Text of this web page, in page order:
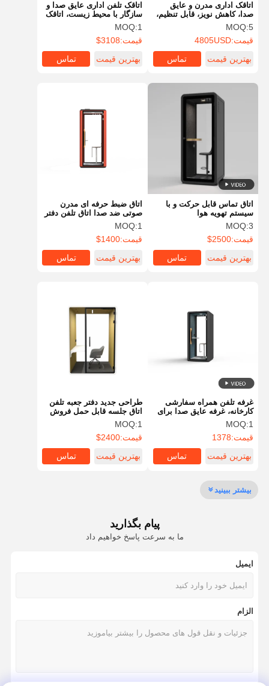
خانه
کنترل کیفیت تماس با ما اخبار حالا حرف بزن
اتاق‌های سونا بخار
اتاقک اداری خانگی
وان حمام یخ
لوازم جانبی ماشین حمام یخ
اتاقک اداری مدرن و عایق
صدا، کاهش نویز، قابل تنظیم،
جلسه، کار، تک غرفه
MOQ:5
قیمت:4805USD
بهترین قیمت
تماس
اتاقک تلفن اداری عایق صدا و
سازگار با محیط زیست، اتاقک
بی صدا برای دفتر، برای
مطالعه کودکان
MOQ:1
قیمت:3108$
بهترین قیمت
تماس
اتاق تماس قابل حرکت و با
سیستم تهویه هوا
MOQ:3
قیمت:2500$
بهترین قیمت
تماس
اتاق ضبط حرفه ای مدرن
صوتی ضد صدا اتاق تلفن دفتر
برای جلسات اتاق های انبار
مخزن
MOQ:1
قیمت:1400$
بهترین قیمت
تماس
غرفه تلفن همراه سفارشی
کارخانه، غرفه عایق صدا برای
کاهش نویز در دفتر کار، دفتر
پیش ساخته، غرفه موبایل
MOQ:1
قیمت:1378
بهترین قیمت
تماس
طراحی جدید دفتر جعبه تلفن
اتاق جلسه قابل حمل فروش
داغ اتاق تلفن اتاق کار
خصوصی اتاق جلسه خواب
جعبه دفتر قابل حمل
MOQ:1
قیمت:2400$
بهترین قیمت
تماس
بیشتر ببینید
پیام بگذارید
ما به سرعت پاسخ خواهیم داد
ایمیل
الزام